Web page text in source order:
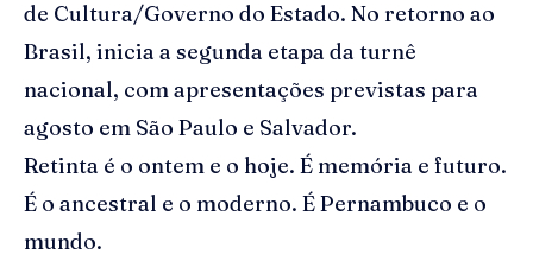
de Cultura/Governo do Estado. No retorno ao
Brasil, inicia a segunda etapa da turnê
nacional, com apresentações previstas para
agosto em São Paulo e Salvador.
Retinta é o ontem e o hoje. É memória e futuro.
É o ancestral e o moderno. É Pernambuco e o
mundo.